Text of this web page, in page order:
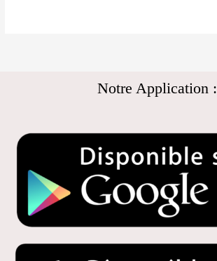
Notre Application :